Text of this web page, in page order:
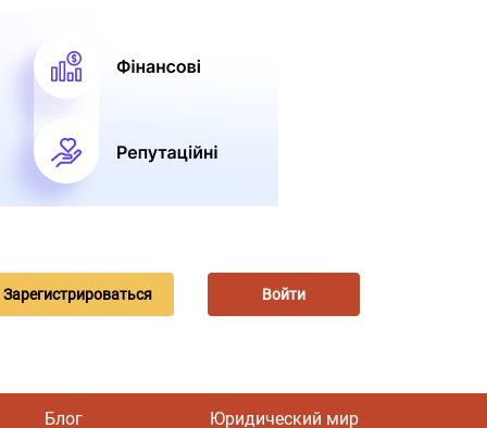
Зарегистрироваться Войти
Блог Юридический мир